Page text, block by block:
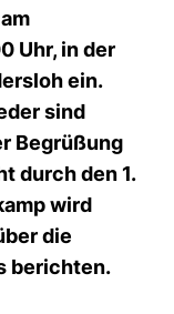
Uhr, in der
ein.
sind
Begrüßung
durch den 1.
wird
die
berichten.